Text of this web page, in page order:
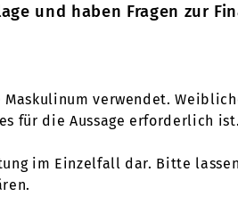
und haben Fragen zur
verwendet.
für die Aussage erforderlich ist.
im Einzelfall dar. Bitte